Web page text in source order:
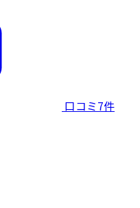
口コミ7件